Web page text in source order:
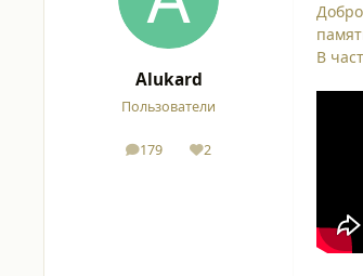
Alukard
Пользователи
179
сообщения
2
Репутация
В